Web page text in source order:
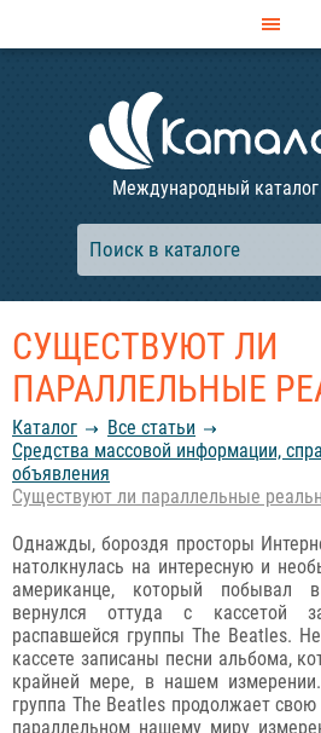
Международный
СУЩЕСТВУЮТ ЛИ
ПАРАЛЛЕЛЬНЫЕ
Каталог
Все статьи
Средства массовой информации,
объявления
Существуют ли параллельные
Однажды, бороздя просторы
натолкнулась на интересную и
американце, который побывал
вернулся оттуда с кассетой
распавшейся группы The Beatles.
кассете записаны песни альбома,
крайней мере, в нашем
группа The Beatles продолжает
параллельном нашему миру